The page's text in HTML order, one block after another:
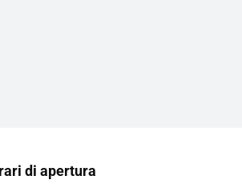
di apertura